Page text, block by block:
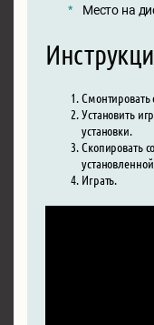
Место на
Установить
установки.
Скопировать
Играть.